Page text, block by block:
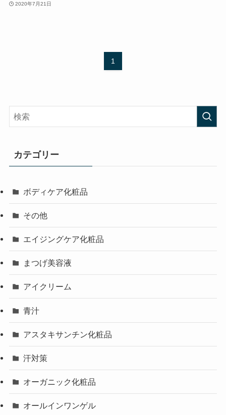
2020年7月21日
1
カテゴリー
ボディケア化粧品
その他
エイジングケア化粧品
まつげ美容液
アイクリーム
青汁
アスタキサンチン化粧品
汗対策
オーガニック化粧品
オールインワンゲル